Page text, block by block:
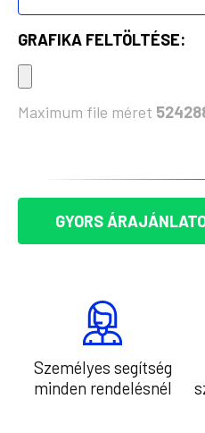
GRAFIKA FELTÖLTÉSE:
Maximum file méret
GYORS
Személyes segítség
minden rendelésnél